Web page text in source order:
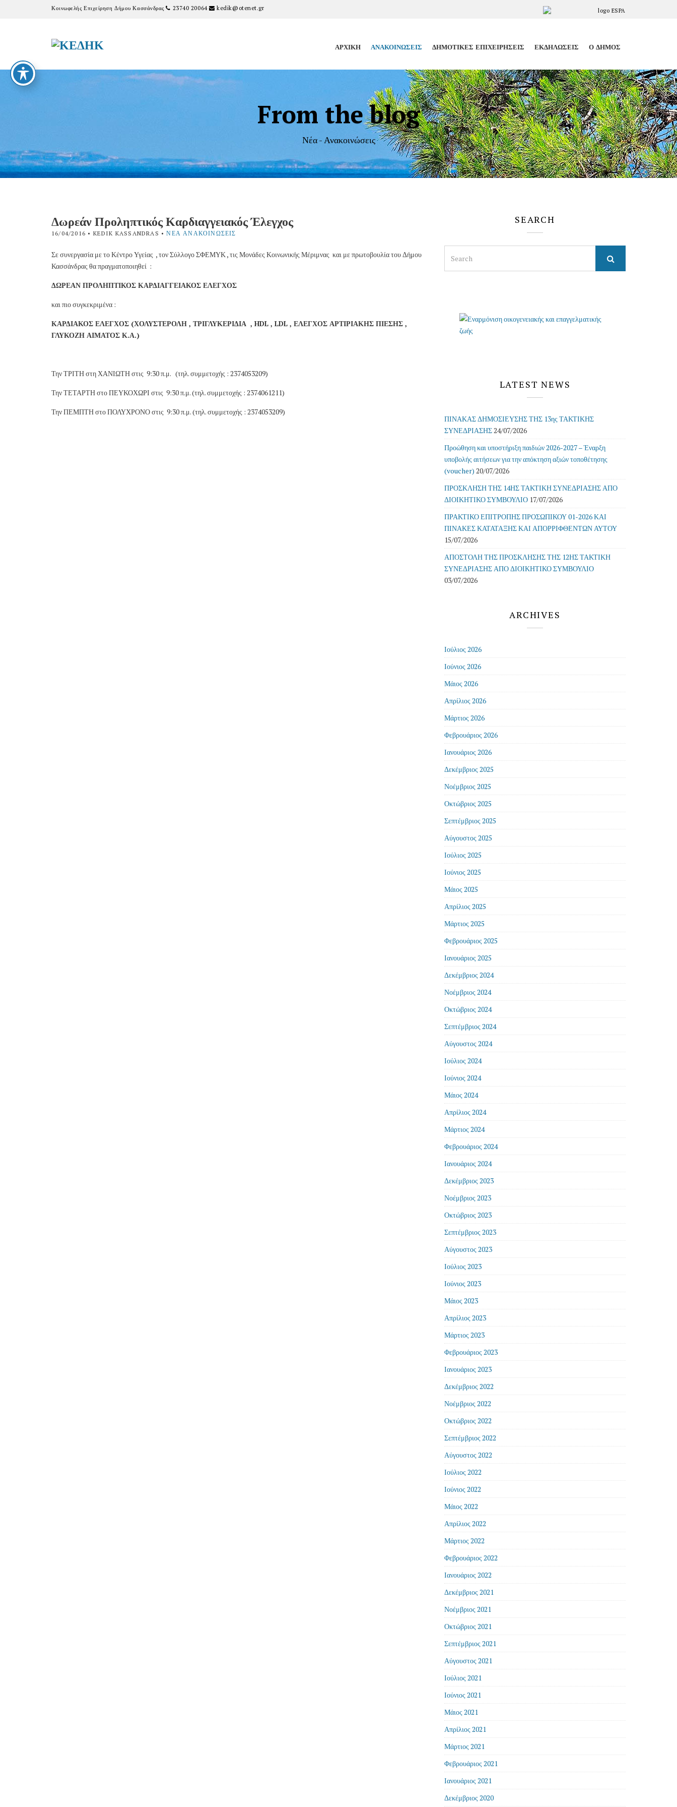
Κοινωφελής Επιχείρηση Δήμου Κασσάνδρας 23740 20064 kedik@otenet.gr
ΑΡΧΙΚΉ ΑΝΑΚΟΙΝΏΣΕΙΣ ΔΗΜΟΤΙΚΈΣ ΕΠΙΧΕΙΡΉΣΕΙΣ ΕΚΔΗΛΏΣΕΙΣ Ο ΔΉΜΟΣ
From the blog
Νέα - Ανακοινώσεις
Δωρεάν Προληπτικός Καρδιαγγειακός Έλεγχος
16/04/2016 • KEDIK KASSANDRAS •ΝΈΑ ΑΝΑΚΟΙΝΏΣΕΙΣ
Σε συνεργασία με το Κέντρο Υγείας , τον Σύλλογο ΣΦΕΜΥΚ , τις Μονάδες Κοινωνικής Μέριμνας και με πρωτοβουλία του Δήμου
Κασσάνδρας θα πραγματοποιηθεί :
ΔΩΡΕΑΝ ΠΡΟΛΗΠΤΙΚΟΣ ΚΑΡΔΙΑΓΓΕΙΑΚΟΣ ΕΛΕΓΧΟΣ
και πιο συγκεκριμένα :
ΚΑΡΔΙΑΚΟΣ ΕΛΕΓΧΟΣ (ΧΟΛΥΣΤΕΡΟΛΗ , ΤΡΙΓΛΥΚΕΡΙΔΙΑ , HDL , LDL , ΕΛΕΓΧΟΣ ΑΡΤΙΡΙΑΚΗΣ ΠΙΕΣΗΣ ,
ΓΛΥΚΟΖΗ ΑΙΜΑΤΟΣ Κ.Α.)
Την ΤΡΙΤΗ στη ΧΑΝΙΩΤΗ στις 9:30 π.μ. (τηλ. συμμετοχής : 2374053209)
Την ΤΕΤΑΡΤΗ στο ΠΕΥΚΟΧΩΡΙ στις 9:30 π.μ. (τηλ. συμμετοχής : 2374061211)
Την ΠΕΜΠΤΗ στο ΠΟΛΥΧΡΟΝΟ στις 9:30 π.μ. (τηλ. συμμετοχής : 2374053209)
SEARCH
for:
LATEST NEWS
ΠΙΝΑΚΑΣ ΔΗΜΟΣΙΕΥΣΗΣ ΤΗΣ 13ης ΤΑΚΤΙΚΗΣ
ΣΥΝΕΔΡΙΑΣΗΣ24/07/2026
Προώθηση και υποστήριξη παιδιών 2026-2027 – Έναρξη
υποβολής αιτήσεων για την απόκτηση αξιών τοποθέτησης
(voucher) 20/07/2026
ΠΡΟΣΚΛΗΣΗ ΤΗΣ 14ΗΣ ΤΑΚΤΙΚΗ ΣΥΝΕΔΡΙΑΣΗΣ ΑΠΟ
ΔΙΟΙΚΗΤΙΚΟ ΣΥΜΒΟΥΛΙΟ 17/07/2026
ΠΡΑΚΤΙΚΟ ΕΠΙΤΡΟΠΗΣ ΠΡΟΣΩΠΙΚΟΥ 01-2026 ΚΑΙ
ΠΙΝΑΚΕΣ ΚΑΤΑΤΑΞΗΣ ΚΑΙ ΑΠΟΡΡΙΦΘΕΝΤΩΝ ΑΥΤΟΥ
15/07/2026
ΑΠΟΣΤΟΛΗ ΤΗΣ ΠΡΟΣΚΛΗΣΗΣ ΤΗΣ 12ΗΣ ΤΑΚΤΙΚΗ
ΣΥΝΕΔΡΙΑΣΗΣ ΑΠΟ ΔΙΟΙΚΗΤΙΚΟ ΣΥΜΒΟΥΛΙΟ
03/07/2026
ARCHIVES
Ιούλιος 2026
Ιούνιος 2026
Μάιος 2026
Απρίλιος 2026
Μάρτιος 2026
Φεβρουάριος 2026
Ιανουάριος 2026
Δεκέμβριος 2025
Νοέμβριος 2025
Οκτώβριος 2025
Σεπτέμβριος 2025
Αύγουστος 2025
Ιούλιος 2025
Ιούνιος 2025
Μάιος 2025
Απρίλιος 2025
Μάρτιος 2025
Φεβρουάριος 2025
Ιανουάριος 2025
Δεκέμβριος 2024
Νοέμβριος 2024
Οκτώβριος 2024
Σεπτέμβριος 2024
Αύγουστος 2024
Ιούλιος 2024
Ιούνιος 2024
Μάιος 2024
Απρίλιος 2024
Μάρτιος 2024
Φεβρουάριος 2024
Ιανουάριος 2024
Δεκέμβριος 2023
Νοέμβριος 2023
Οκτώβριος 2023
Σεπτέμβριος 2023
Αύγουστος 2023
Ιούλιος 2023
Ιούνιος 2023
Μάιος 2023
Απρίλιος 2023
Μάρτιος 2023
Φεβρουάριος 2023
Ιανουάριος 2023
Δεκέμβριος 2022
Νοέμβριος 2022
Οκτώβριος 2022
Σεπτέμβριος 2022
Αύγουστος 2022
Ιούλιος 2022
Ιούνιος 2022
Μάιος 2022
Απρίλιος 2022
Μάρτιος 2022
Φεβρουάριος 2022
Ιανουάριος 2022
Δεκέμβριος 2021
Νοέμβριος 2021
Οκτώβριος 2021
Σεπτέμβριος 2021
Αύγουστος 2021
Ιούλιος 2021
Ιούνιος 2021
Μάιος 2021
Απρίλιος 2021
Μάρτιος 2021
Φεβρουάριος 2021
Ιανουάριος 2021
Δεκέμβριος 2020